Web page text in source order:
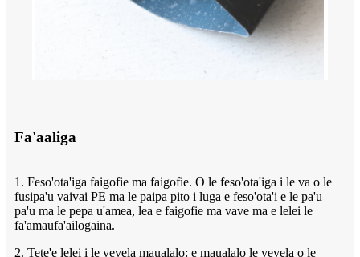
Fa'aaliga
1. Feso'ota'iga faigofie ma faigofie. O le feso'ota'iga i le va o le
fusipa'u vaivai PE ma le paipa pito i luga e feso'ota'i e le pa'u
pa'u ma le pepa u'amea, lea e faigofie ma vave ma e lelei le
fa'amaufa'ailogaina.
2. Tete'e lelei i le vevela maualalo: e maualalo le vevela o le